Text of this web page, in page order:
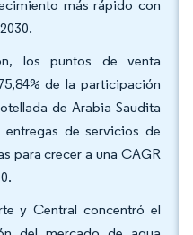
más rápido con
los puntos de venta
de la participación
de Arabia Saudita
de servicios de
para crecer a una CAGR
y Central concentró el